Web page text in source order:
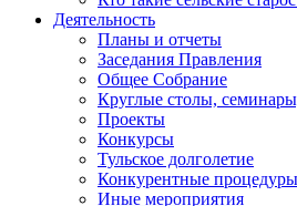
Деятельность
Планы и отчеты
Заседания Правления
Общее Собрание
Круглые столы,
Проекты
Конкурсы
Тульское долголетие
Конкурентные процедуры
Иные мероприятия